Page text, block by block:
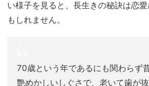
い様子を見ると、長生きの秘訣は恋
もしれません。
70歳という年であるにも関わらず
艶めかしいしぐさで、老いて歯が